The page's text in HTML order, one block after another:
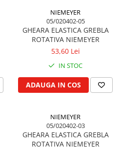
NIEMEYER
05/020402-05
GHEARA ELASTICA GREBLA
ROTATIVA NIEMEYER
53,60 Lei
IN STOC
ADAUGA IN COS
NIEMEYER
05/020402-03
GHEARA ELASTICA GREBLA
ROTATIVA NIEMEYER